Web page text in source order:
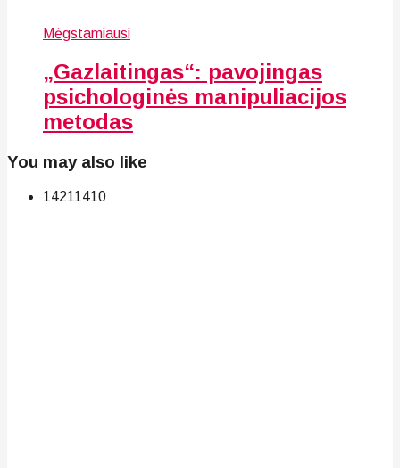
Mėgstamiausi
„Gazlaitingas“: pavojingas
psichologinės manipuliacijos
metodas
You may also like
14211410